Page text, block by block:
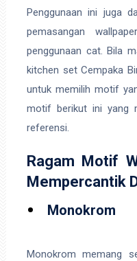
Penggunaan ini juga
pemasangan
penggunaan cat. Bila
kitchen set Cempaka
untuk memilih motif
motif berikut ini yang
referensi.
Ragam Motif
Mempercantik
Monokrom
Monokrom memang